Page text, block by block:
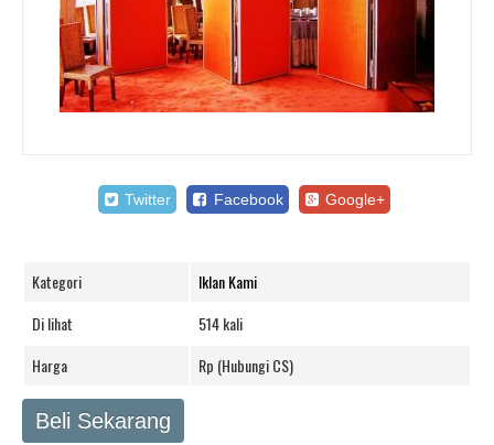
Twitter Facebook Google+
Kategori
Iklan Kami
Di lihat
514 kali
Harga
Rp (Hubungi CS)
Beli Sekarang